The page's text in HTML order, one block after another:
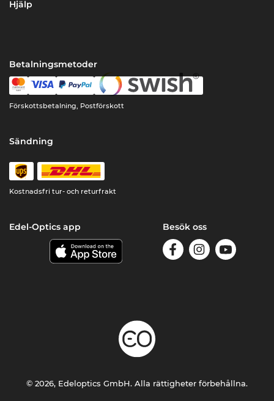
Hjälp
Betalningsmetoder
Förskottsbetalning, Postförskott
Sändning
Kostnadsfri tur- och returfrakt
Edel-Optics app Besök oss
© 2026, Edeloptics GmbH. Alla rättigheter förbehållna.